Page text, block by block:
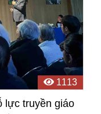
1113
lực truyền giáo